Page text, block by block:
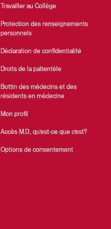
Travailler au Collège
Protection des renseignements
personnels
Déclaration de confidentialité
Droits de la patientèle
Bottin des médecins et des
résidents en médecine
Mon profil
Accès M.D., qu’est-ce que c’est?
Options de consentement